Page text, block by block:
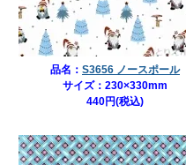
品名： S3656 ノースポール
サイズ：230×330mm
440円(税込)